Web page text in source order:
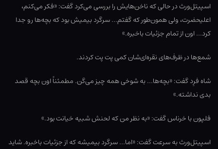
اسپیتل‌ورث در حالی که ناخن‌هایش را بررسی می‌کرد گفت: «فکر می‌کنم،
اعلیحضرت، ولی همون‌طور که گفتم… سرگرد بیمیش بود که بچه‌ها رو جدا
کرد… اون از تمام جزئیات باخبره.»
شمع‌ها در ظرف‌های نقره‌ای‌شان کمی پت پت کردند.
شاه فرِد گفت: «بچه‌ها… به شوخی همه چیز می‌گن. مطمئناً اون بچه قصد
بدی نداشته.»
فلپون با خرناس گفت: «به نظر من که لحنش شبیه خیانت بود.»
اسپیتل‌ورث به سرعت گفت: «اما… سرگرد بیمیشه که از جزئیات باخبره. شاید